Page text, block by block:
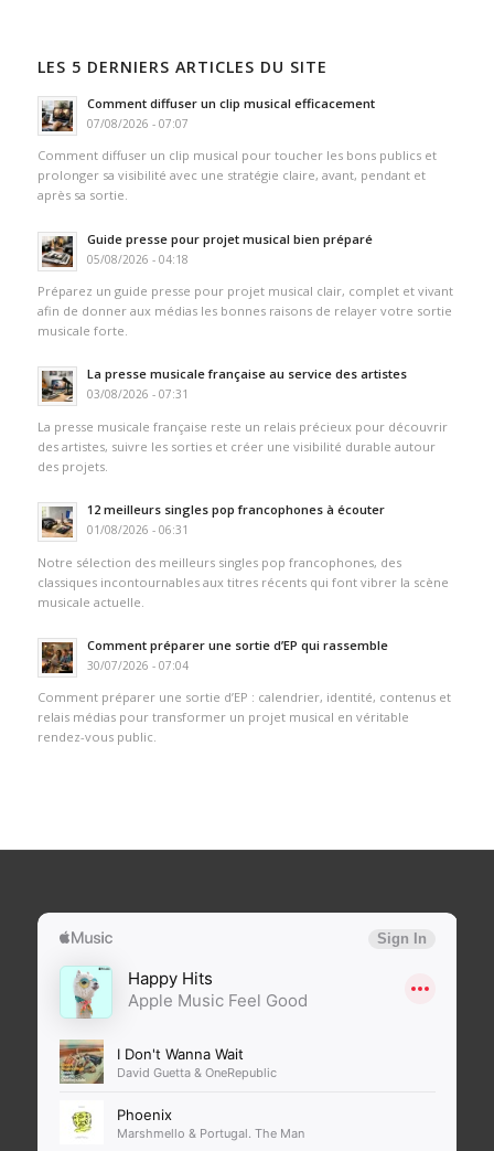
LES 5 DERNIERS ARTICLES DU SITE
Comment diffuser un clip musical efficacement
07/08/2026 - 07:07
Comment diffuser un clip musical pour toucher les bons publics et
prolonger sa visibilité avec une stratégie claire, avant, pendant et
après sa sortie.
Guide presse pour projet musical bien préparé
05/08/2026 - 04:18
Préparez un guide presse pour projet musical clair, complet et vivant
afin de donner aux médias les bonnes raisons de relayer votre sortie
musicale forte.
La presse musicale française au service des artistes
03/08/2026 - 07:31
La presse musicale française reste un relais précieux pour découvrir
des artistes, suivre les sorties et créer une visibilité durable autour
des projets.
12 meilleurs singles pop francophones à écouter
01/08/2026 - 06:31
Notre sélection des meilleurs singles pop francophones, des
classiques incontournables aux titres récents qui font vibrer la scène
musicale actuelle.
Comment préparer une sortie d’EP qui rassemble
30/07/2026 - 07:04
Comment préparer une sortie d’EP : calendrier, identité, contenus et
relais médias pour transformer un projet musical en véritable
rendez-vous public.